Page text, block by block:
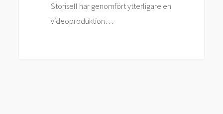
Storisell har genomfört ytterligare en
videoproduktion…